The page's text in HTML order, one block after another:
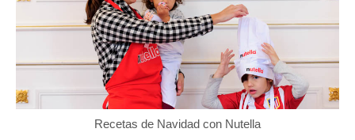
Recetas de Navidad con Nutella